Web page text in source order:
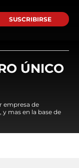
SUSCRIBIRSE
ÚNICO
empresa de
mas en la base de